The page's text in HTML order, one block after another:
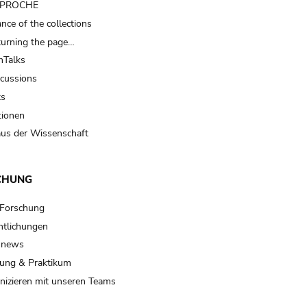
of the collections
the page…
der Wissenschaft
& Praktikum
mit unseren Teams